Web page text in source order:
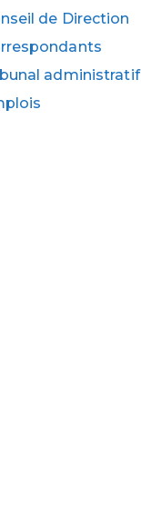
de Direction
administratif